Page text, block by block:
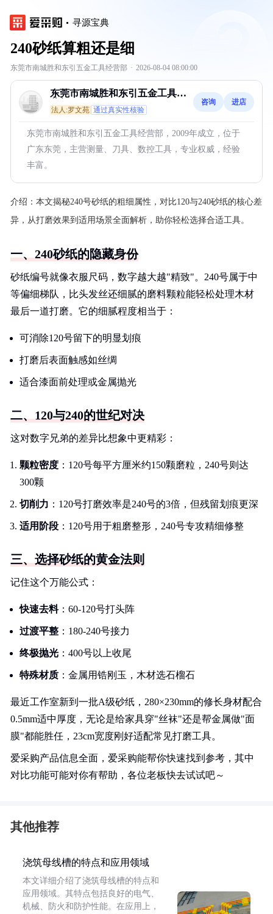
寻源宝典
240砂纸算粗还是细
东莞市南城胜和东引五金工具经营部 · 2026-08-04 08:00:00
东莞市南城胜和东引五金工具经
营部
法人:罗文苑 通过真实性核验
咨询 进店
东莞市南城胜和东引五金工具经营部，2009年成立，位于
广东东莞，主营测量、刀具、数控工具，专业权威，经验
丰富。
介绍： 本文揭秘240号砂纸的粗细属性，对比120与240砂纸的核心差
异，从打磨效果到适用场景全面解析，助你轻松选择合适工具。
一、240砂纸的隐藏身份
砂纸编号就像衣服尺码，数字越大越"精致"。240号属于中
等偏细梯队，比头发丝还细腻的磨料颗粒能轻松处理木材
最后一道打磨。它的细腻程度相当于：
可消除120号留下的明显划痕
打磨后表面触感如丝绸
适合漆面前处理或金属抛光
二、120与240的世纪对决
这对数字兄弟的差异比想象中更精彩：
颗粒密度 ：120号每平方厘米约150颗磨粒，240号则达
300颗
切削力 ：120号打磨效率是240号的3倍，但残留划痕更深
适用阶段 ：120号用于粗磨整形，240号专攻精细修整
三、选择砂纸的黄金法则
记住这个万能公式：
快速去料：60-120号打头阵
过渡平整 ：180-240号接力
终极抛光 ：400号以上收尾
特殊材质 ：金属用锆刚玉，木材选石榴石
最近工作室新到一批A级砂纸，280×230mm的修长身材配合
0.5mm适中厚度，无论是给家具穿"丝袜"还是帮金属做"面
膜"都能胜任，23cm宽度刚好适配常见打磨工具。
爱采购产品信息全面，爱采购能帮你快速找到参考，其中
对比功能可能对你有帮助，各位老板快去试试吧～
其他推荐
浇筑母线槽的特点和应用领域
本文详细介绍了浇筑母线槽的特点和
应用领域。其特点包括良好的电气、
机械、防火和防护性能。在应用上，